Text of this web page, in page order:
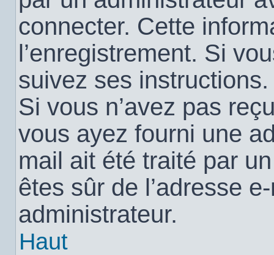
connecter. Cette
l’enregistrement. Si
suivez ses instructions.
Si vous n’avez pas
vous ayez fourni une
mail ait été traité par
êtes sûr de l’adresse
administrateur.
Haut